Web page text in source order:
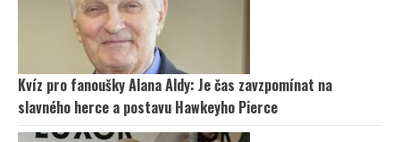
Kvíz pro fanoušky Alana Aldy: Je čas zavzpomínat na
slavného herce a postavu Hawkeyho Pierce